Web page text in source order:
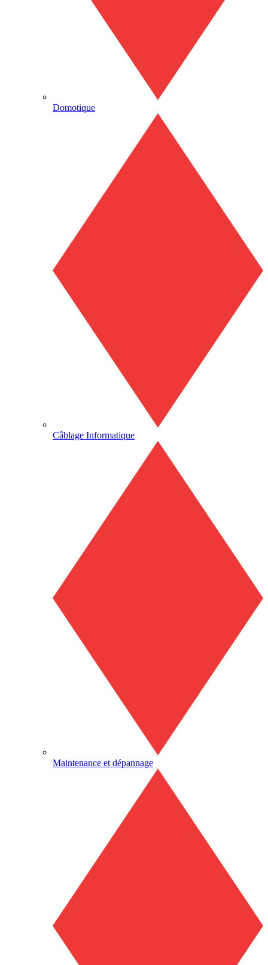
Domotique
Câblage Informatique
Maintenance et dépannage